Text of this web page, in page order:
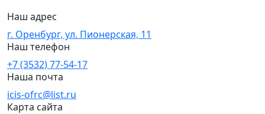
Наш адрес
г. Оренбург, ул. Пионерская, 11
Наш телефон
+7 (3532) 77-54-17
Наша почта
icis-ofrc@list.ru
Карта сайта